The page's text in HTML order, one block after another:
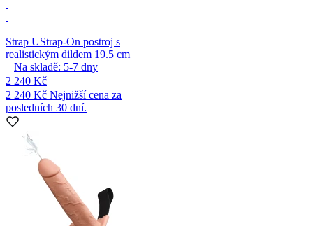
Strap UStrap-On postroj s
realistickým dildem 19.5 cm
Na skladě: 5-7 dny
2 240 Kč
2 240 Kč Nejnižší cena za
posledních 30 dní.